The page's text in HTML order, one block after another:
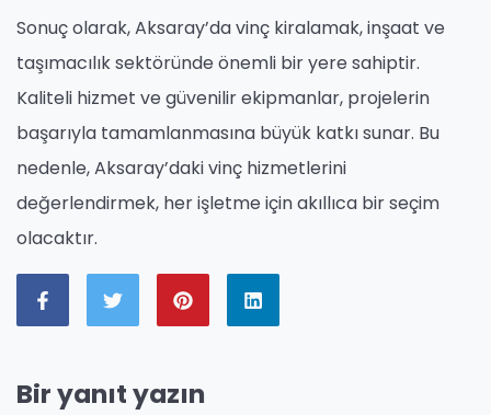
Sonuç olarak, Aksaray’da vinç kiralamak, inşaat ve
taşımacılık sektöründe önemli bir yere sahiptir.
Kaliteli hizmet ve güvenilir ekipmanlar, projelerin
başarıyla tamamlanmasına büyük katkı sunar. Bu
nedenle, Aksaray’daki vinç hizmetlerini
değerlendirmek, her işletme için akıllıca bir seçim
olacaktır.
Bir yanıt yazın